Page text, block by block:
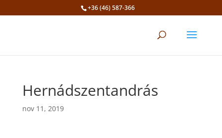
+36 (46) 587-366
Hernádszentandrás
nov 11, 2019